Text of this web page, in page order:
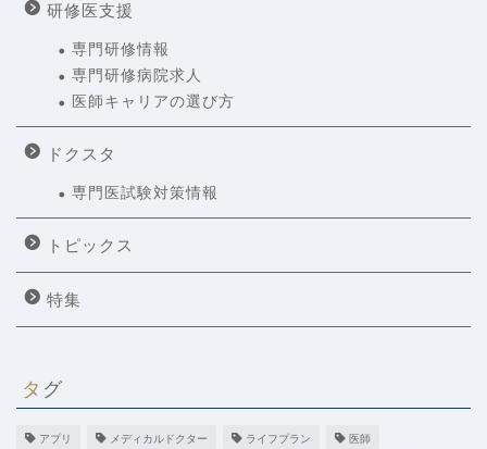
研修医支援
専門研修情報
専門研修病院求人
医師キャリアの選び方
ドクスタ
専門医試験対策情報
トピックス
特集
タグ
アプリ メディカルドクター ライフプラン 医師